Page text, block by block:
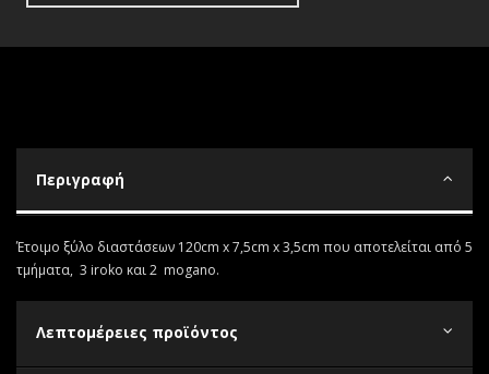
Περιγραφή
Έτοιμο ξύλο διαστάσεων 120cm x 7,5cm x 3,5cm που αποτελείται από 5
τμήματα, 3 iroko και 2 mogano.
Λεπτομέρειες προϊόντος